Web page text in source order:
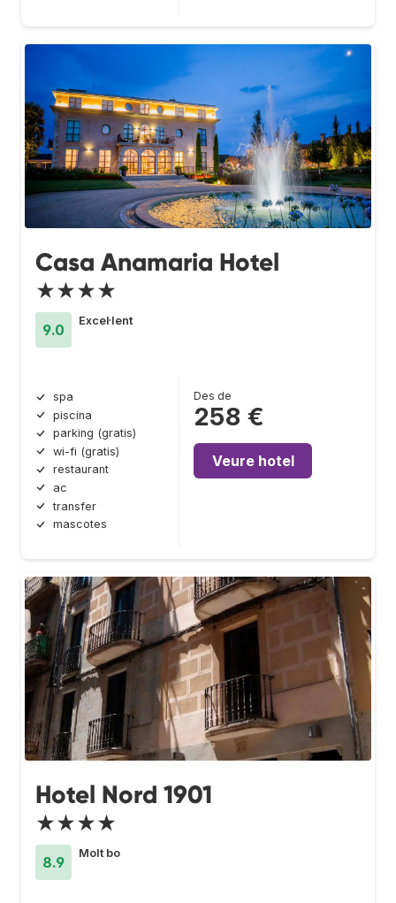
Casa Anamaria Hotel
★★★★
9.0
Excel·lent
spa
piscina
parking (gratis)
wi-fi (gratis)
restaurant
ac
transfer
mascotes
Des de
258 €
Veure hotel
Hotel Nord 1901
★★★★
8.9
Molt bo